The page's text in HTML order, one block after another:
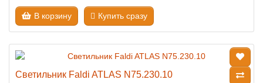
В корзину Купить сразу
Светильник Faldi ATLAS N75.230.10